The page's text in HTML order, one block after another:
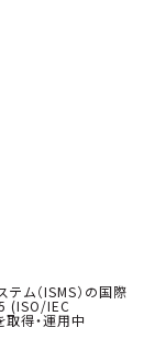
テム（ISMS）の国際
(ISO/IEC
得・運用中